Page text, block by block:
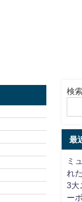
検索
最
ミ
れ
3大
ー